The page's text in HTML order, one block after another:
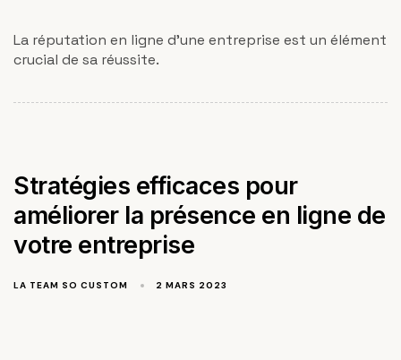
La réputation en ligne d'une entreprise est un élément
crucial de sa réussite.
Stratégies efficaces pour
améliorer la présence en ligne de
votre entreprise
LA TEAM SO CUSTOM 2 MARS 2023